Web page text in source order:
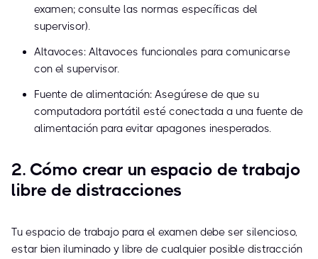
examen; consulte las normas específicas del
supervisor).
Altavoces: Altavoces funcionales para comunicarse
con el supervisor.
Fuente de alimentación: Asegúrese de que su
computadora portátil esté conectada a una fuente de
alimentación para evitar apagones inesperados.
2. Cómo crear un espacio de trabajo
libre de distracciones
Tu espacio de trabajo para el examen debe ser silencioso,
estar bien iluminado y libre de cualquier posible distracción